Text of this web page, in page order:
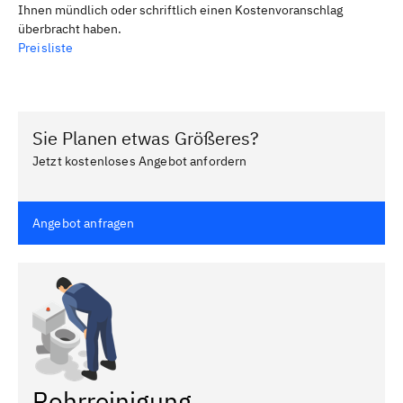
Ihnen mündlich oder schriftlich einen Kostenvoranschlag
überbracht haben.
Preisliste
Sie Planen etwas Größeres?
Jetzt kostenloses Angebot anfordern
Angebot anfragen